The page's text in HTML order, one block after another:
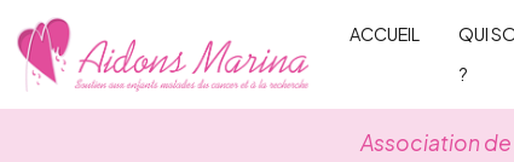
Skip
content
ACCUEIL
QUI
?
Association